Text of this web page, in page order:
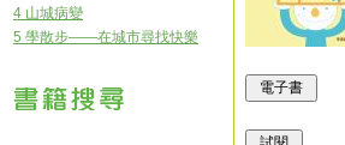
4 山城病變
5 學散步——在城市尋找快樂